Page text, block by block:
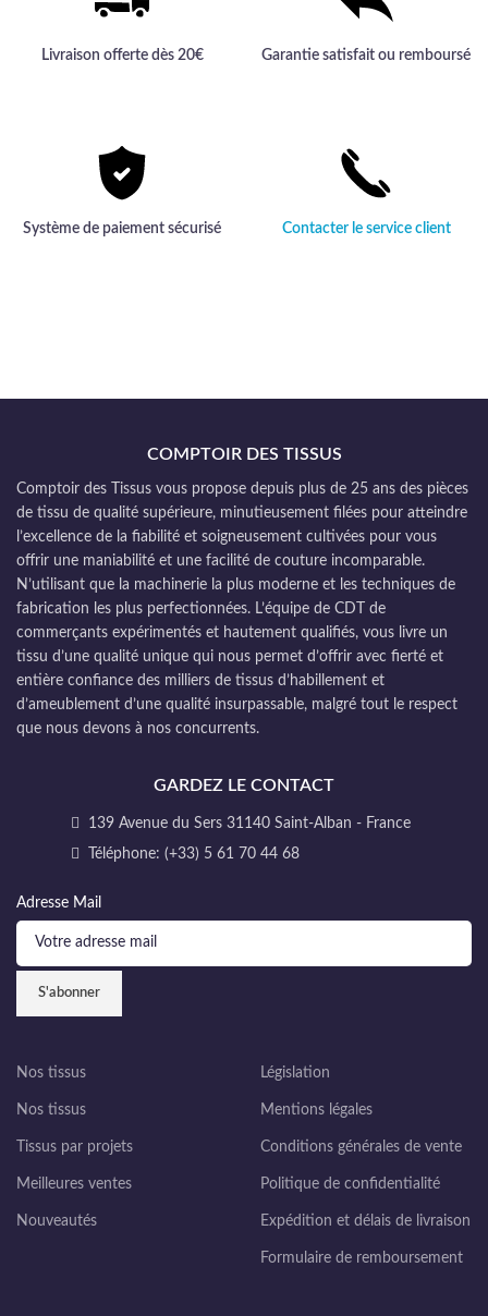
Livraison offerte dès 20€ Garantie satisfait ou remboursé
Système de paiement sécurisé Contacter le service client
COMPTOIR DES TISSUS
Comptoir des Tissus vous propose depuis plus de 25 ans des pièces
de tissu de qualité supérieure, minutieusement filées pour atteindre
l’excellence de la fiabilité et soigneusement cultivées pour vous
offrir une maniabilité et une facilité de couture incomparable.
N’utilisant que la machinerie la plus moderne et les techniques de
fabrication les plus perfectionnées. L’équipe de CDT de
commerçants expérimentés et hautement qualifiés, vous livre un
tissu d’une qualité unique qui nous permet d’offrir avec fierté et
entière confiance des milliers de tissus d’habillement et
d’ameublement d’une qualité insurpassable, malgré tout le respect
que nous devons à nos concurrents.
GARDEZ LE CONTACT
139 Avenue du Sers 31140 Saint-Alban - France
Téléphone: (+33) 5 61 70 44 68
Adresse Mail
Nos tissus
Nos tissus
Tissus par projets
Meilleures ventes
Nouveautés
Législation
Mentions légales
Conditions générales de vente
Politique de confidentialité
Expédition et délais de livraison
Formulaire de remboursement